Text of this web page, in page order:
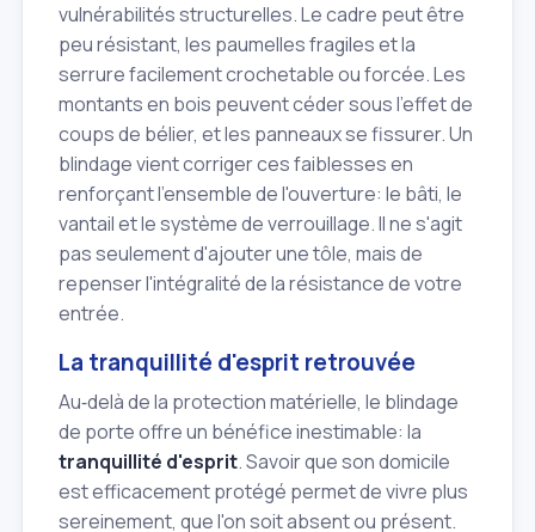
vulnérabilités structurelles. Le cadre peut être
peu résistant, les paumelles fragiles et la
serrure facilement crochetable ou forcée. Les
montants en bois peuvent céder sous l'effet de
coups de bélier, et les panneaux se fissurer. Un
blindage vient corriger ces faiblesses en
renforçant l'ensemble de l'ouverture: le bâti, le
vantail et le système de verrouillage. Il ne s'agit
pas seulement d'ajouter une tôle, mais de
repenser l'intégralité de la résistance de votre
entrée.
La tranquillité d'esprit retrouvée
Au‑delà de la protection matérielle, le blindage
de porte offre un bénéfice inestimable: la
tranquillité d'esprit. Savoir que son domicile
est efficacement protégé permet de vivre plus
sereinement, que l'on soit absent ou présent.